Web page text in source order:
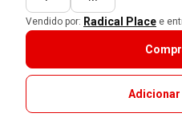
Vendido por: Radical Place e